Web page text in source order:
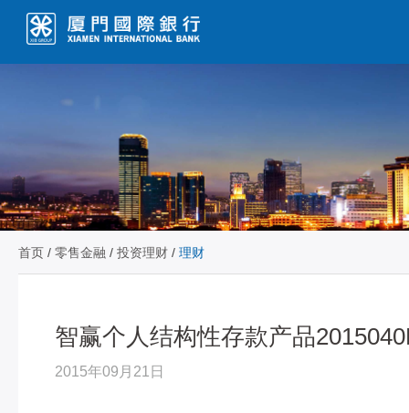
首页/ 零售金融 / 投资理财/ 理财
智赢个人结构性存款产品
2015年09月21日